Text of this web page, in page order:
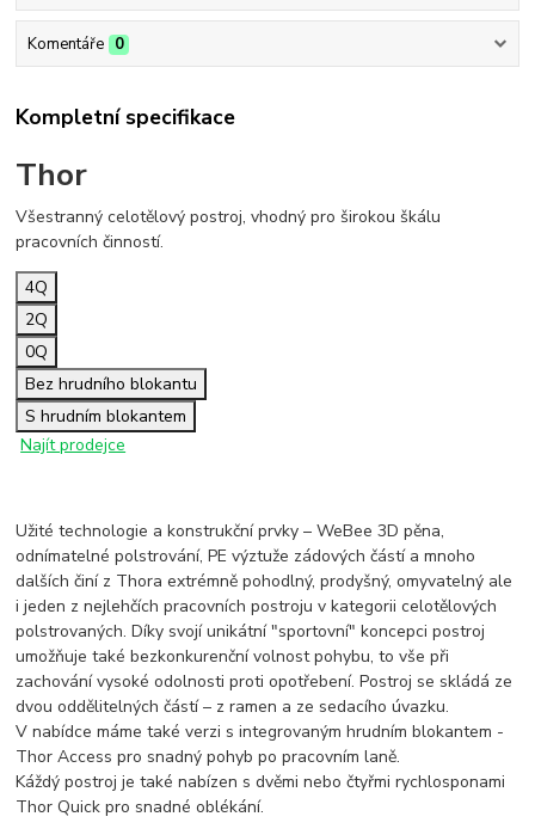
Komentáře 0
Kompletní specifikace
Thor
Všestranný celotělový postroj, vhodný pro širokou škálu
pracovních činností.
4Q
2Q
0Q
Bez hrudního blokantu
S hrudním blokantem
Najít prodejce
Užité technologie a konstrukční prvky – WeBee 3D pěna,
odnímatelné polstrování, PE výztuže zádových částí a mnoho
dalších činí z Thora extrémně pohodlný, prodyšný, omyvatelný ale
i jeden z nejlehčích pracovních postroju v kategorii celotělových
polstrovaných. Díky svojí unikátní "sportovní" koncepci postroj
umožňuje také bezkonkurenční volnost pohybu, to vše při
zachování vysoké odolnosti proti opotřebení. Postroj se skládá ze
dvou oddělitelných částí – z ramen a ze sedacího úvazku.
V nabídce máme také verzi s integrovaným hrudním blokantem -
Thor Access pro snadný pohyb po pracovním laně.
Káždý postroj je také nabízen s dvěmi nebo čtyřmi rychlosponami
Thor Quick pro snadné oblékání.